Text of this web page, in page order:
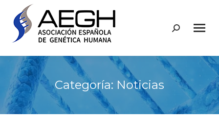
Buscar:
Categoría: Noticias